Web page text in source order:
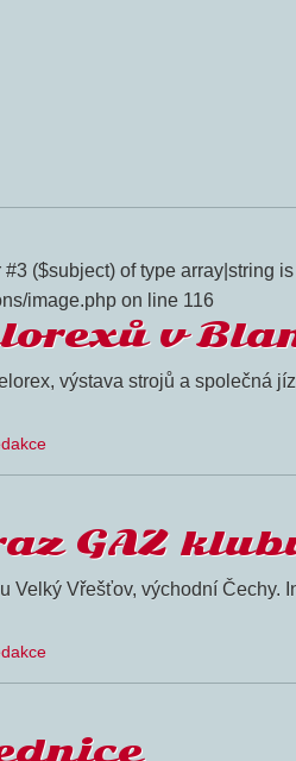
($subject) of type array|string
image.php on line 116
v
výstava strojů a společná
GAZ
Velký Vřešťov, východní Čechy.